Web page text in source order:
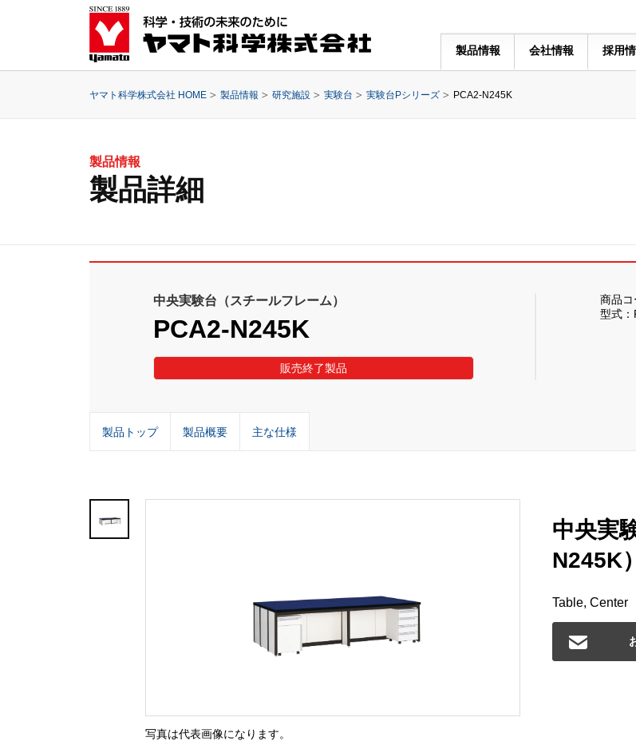
製品情報 会社情報 採用
ヤマト科学株式会社 HOME 製品情報 研究施設 実験台 実験台Pシリーズ PCA2-N245K
製品情報
製品詳細
中央実験台（スチールフレーム）
PCA2-N245K
販売終了製品
商品
型式
製品トップ 製品概要 主な仕様
写真は代表画像になります。
中央実
N245K）
Table, Center